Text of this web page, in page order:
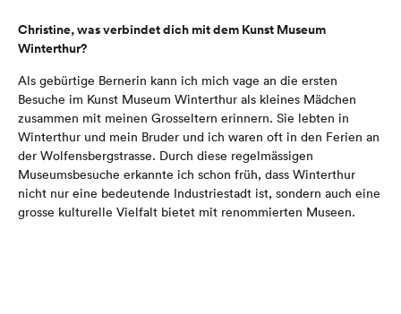
Christine, was verbindet dich mit dem Kunst Museum
Winterthur?
Als gebürtige Bernerin kann ich mich vage an die ersten
Besuche im Kunst Museum Winterthur als kleines Mädchen
zusammen mit meinen Grosseltern erinnern. Sie lebten in
Winterthur und mein Bruder und ich waren oft in den Ferien an
der Wolfensbergstrasse. Durch diese regelmässigen
Museumsbesuche erkannte ich schon früh, dass Winterthur
nicht nur eine bedeutende Industriestadt ist, sondern auch eine
grosse kulturelle Vielfalt bietet mit renommierten Museen.